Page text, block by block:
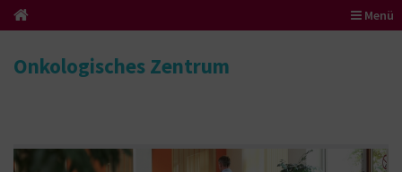
Menü
Onkologisches Zentrum